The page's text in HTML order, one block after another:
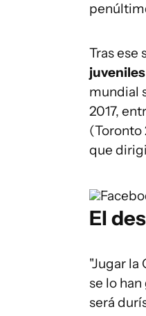
Tras ese
mundial
2017,
(Toronto
que
El
"Jugar la
se lo
será